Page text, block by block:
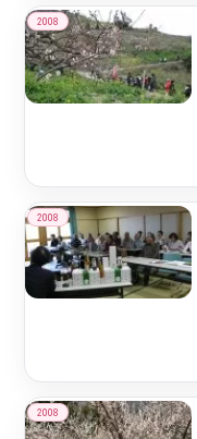
2008
2008
2008